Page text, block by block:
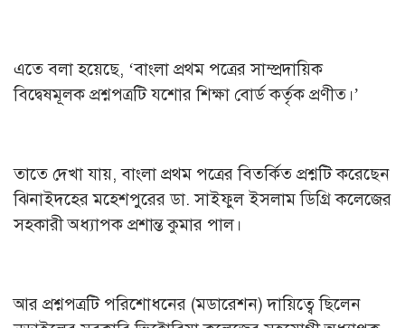
এতে বলা হয়েছে, ‘বাংলা প্রথম পত্রের সাম্প্রদায়িক
বিদ্বেষমূলক প্রশ্নপত্রটি যশোর শিক্ষা বোর্ড কর্তৃক প্রণীত।’
তাতে দেখা যায়, বাংলা প্রথম পত্রের বিতর্কিত প্রশ্নটি করেছেন
ঝিনাইদহের মহেশপুরের ডা. সাইফুল ইসলাম ডিগ্রি কলেজের
সহকারী অধ্যাপক প্রশান্ত কুমার পাল।
আর প্রশ্নপত্রটি পরিশোধনের (মডারেশন) দায়িত্বে ছিলেন